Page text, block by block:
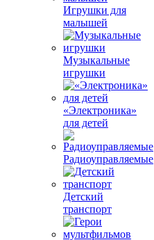
Игрушки для
малышей
Музыкальные
игрушки
«Электроника»
для детей
Радиоуправляемые
Детский
транспорт